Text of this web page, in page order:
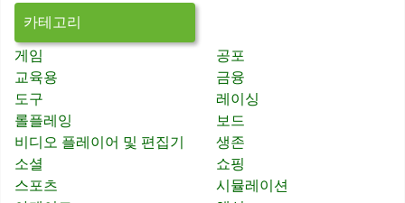
카테고리
게임
공포
교육용
금융
도구
레이싱
롤플레잉
보드
비디오 플레이어 및 편집기
생존
소셜
쇼핑
스포츠
시뮬레이션